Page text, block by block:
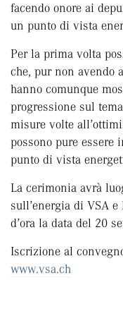
facendo onore ai
un punto di vista
Per la prima volta
che, pur non avendo
hanno comunque
progressione sul
misure volte
possono pure
punto di vista
La cerimonia avrà
sull’energia di VSA
d’ora la data del 20
Iscrizione al
www.vsa.ch